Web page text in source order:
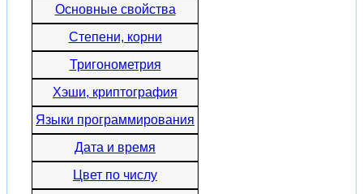
Основные свойства
Степени, корни
Тригонометрия
Хэши, криптография
Языки программирования
Дата и время
Цвет по числу